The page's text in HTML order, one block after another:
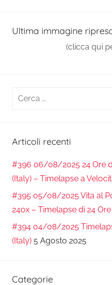
Ultima immagine
(clicca qui
Ricerca
Articoli recenti
#396 06/08/2025 24 Ore
(Italy) – Timelapse a
#395 05/08/2025 Vita al
240x – Timelapse di 24 Ore
#394 04/08/2025
(Italy) 5 Agosto 2025
Categorie